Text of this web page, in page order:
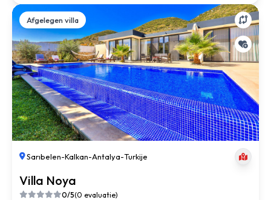
Afgelegen villa
Sarıbelen-Kalkan-Antalya-Turkije
Villa Noya
0/5(0 evaluatie)